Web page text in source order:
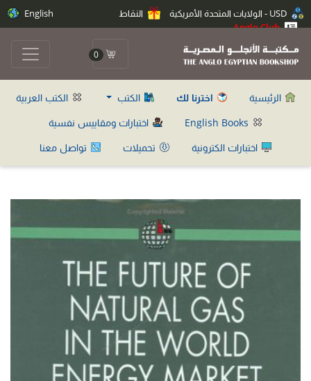
النقاط
Anglo Club
English
0
الرئيسية اخترنا لك الكتب
الكتب العربية
اختبارات ومقاييس نفسية
اختبارات الكترونية
تحميلات تواصل معنا